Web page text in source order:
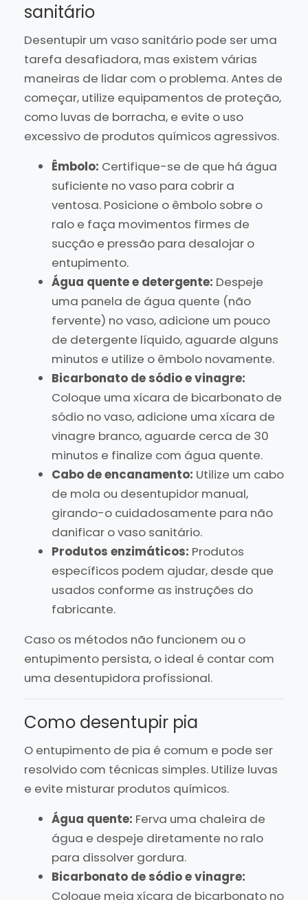
sanitário
Desentupir um vaso sanitário pode ser uma
tarefa desafiadora, mas existem várias
maneiras de lidar com o problema. Antes de
começar, utilize equipamentos de proteção,
como luvas de borracha, e evite o uso
excessivo de produtos químicos agressivos.
Êmbolo: Certifique-se de que há água
suficiente no vaso para cobrir a
ventosa. Posicione o êmbolo sobre o
ralo e faça movimentos firmes de
sucção e pressão para desalojar o
entupimento.
Água quente e detergente: Despeje
uma panela de água quente (não
fervente) no vaso, adicione um pouco
de detergente líquido, aguarde alguns
minutos e utilize o êmbolo novamente.
Bicarbonato de sódio e vinagre:
Coloque uma xícara de bicarbonato de
sódio no vaso, adicione uma xícara de
vinagre branco, aguarde cerca de 30
minutos e finalize com água quente.
Cabo de encanamento: Utilize um cabo
de mola ou desentupidor manual,
girando-o cuidadosamente para não
danificar o vaso sanitário.
Produtos enzimáticos: Produtos
específicos podem ajudar, desde que
usados conforme as instruções do
fabricante.
Caso os métodos não funcionem ou o
entupimento persista, o ideal é contar com
uma desentupidora profissional.
Como desentupir pia
O entupimento de pia é comum e pode ser
resolvido com técnicas simples. Utilize luvas
e evite misturar produtos químicos.
Água quente: Ferva uma chaleira de
água e despeje diretamente no ralo
para dissolver gordura.
Bicarbonato de sódio e vinagre:
Coloque meia xícara de bicarbonato no